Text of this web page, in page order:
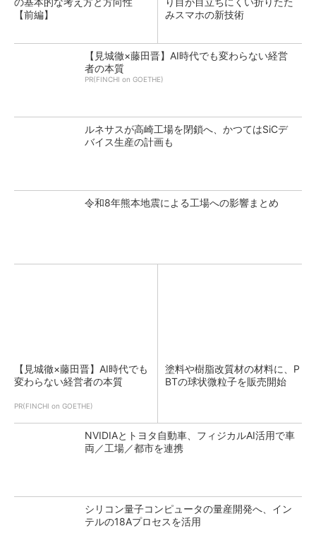
【前編】
みスマホの新技術
【見城徹×藤田晋】AI時代でも変わらない経営
者の本質
PR(FINCHI on GOETHE)
ルネサスが高崎工場を閉鎖へ、かつてはSiCデ
バイス生産の計画も
令和8年熊本地震による工場への影響まとめ
【見城徹×藤田晋】AI時代でも
変わらない経営者の本質
PR(FINCHI on GOETHE)
塗料や樹脂改質材の材料に、P
BTの球状微粒子を販売開始
NVIDIAとトヨタ自動車、フィジカルAI活用で車
両／工場／都市を連携
シリコン量子コンピュータの量産開発へ、イン
テルの18Aプロセスを活用